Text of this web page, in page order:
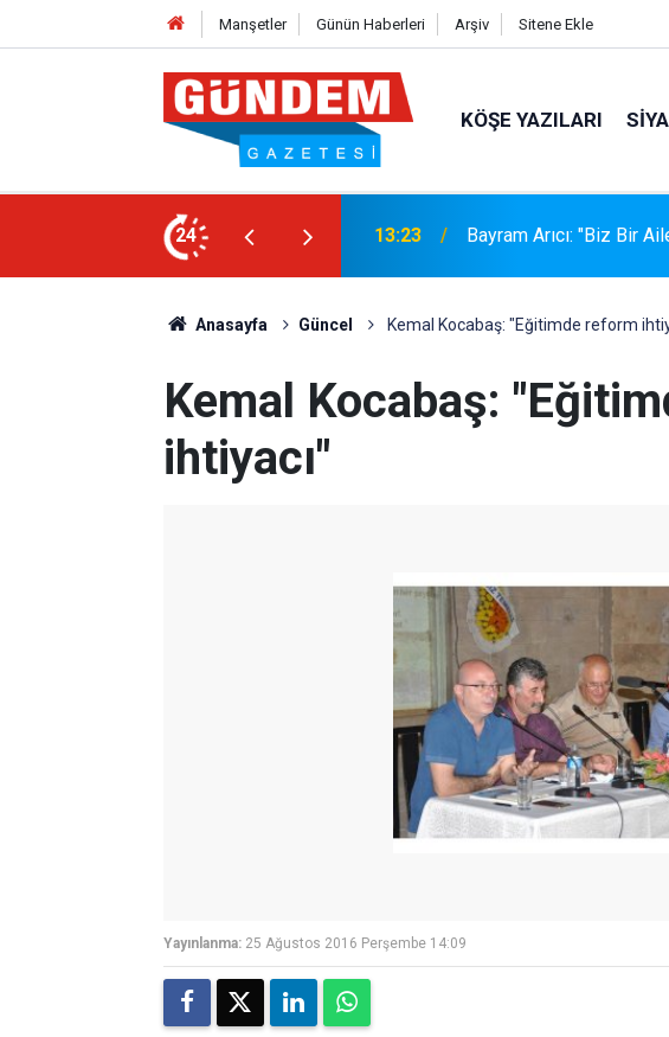
Manşetler Günün Haberleri Arşiv Sitene Ekle
KÖŞE YAZILARI
24
12 Yılı Aşan Muhtarlık Hizmeti 12:52
“SARIŞINIM”A YENİ
Anasayfa Güncel Kemal Kocabaş: "Eğitimde reform
Kemal Kocabaş:
ihtiyacı"
Yayınlanma: 25 Ağustos 2016 Perşembe 14:09